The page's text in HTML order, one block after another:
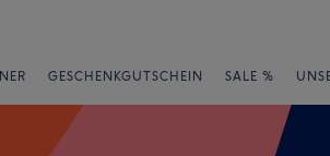
GESCHENKGUTSCHEIN SALE %